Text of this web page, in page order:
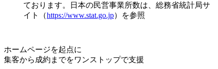
ております。日本の民営事業所数は、総務省統計局サ
イト（https://www.stat.go.jp）を参照
ホームページを起点に
集客から成約までをワンストップで支援